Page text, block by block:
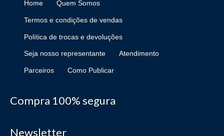
Home Quem Somos
Termos e condições de vendas
Política de trocas e devoluções
Seja nosso representante Atendimento
Parceiros Como Publicar
Compra 100% segura
Newsletter